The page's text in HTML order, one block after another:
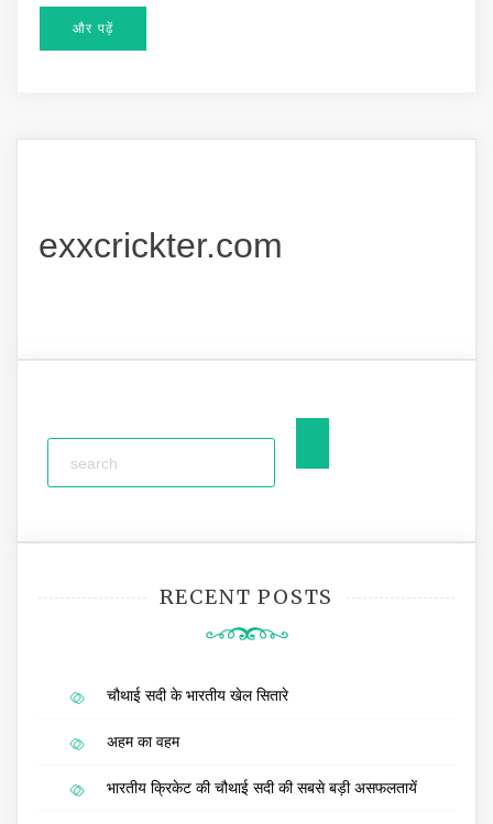
और पढ़ें
exxcrickter.com
RECENT POSTS
चौथाई सदी के भारतीय खेल सितारे
अहम का वहम
भारतीय क्रिकेट की चौथाई सदी की सबसे बड़ी असफलतायें